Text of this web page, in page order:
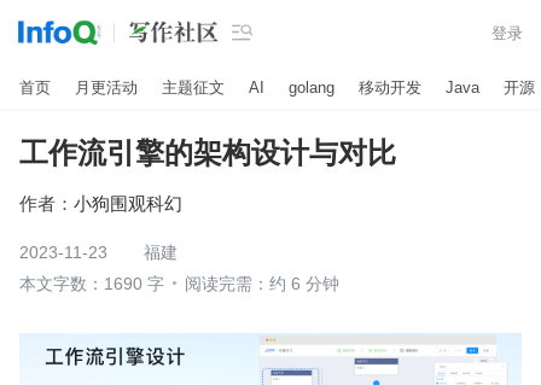
 登录
首页 月更活动 主题征文 AI golang 移动开发 Java 开源
工作流引擎的架构设计与对比
作者： 小狗围观科幻
2023-11-23
福建
本文字数：1690 字
阅读完需：约 6 分钟